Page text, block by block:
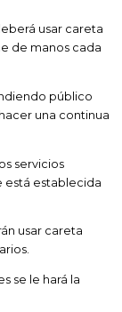
usar careta
de manos cada
público
una continua
servicios
está establecida
usar careta
se le hará la